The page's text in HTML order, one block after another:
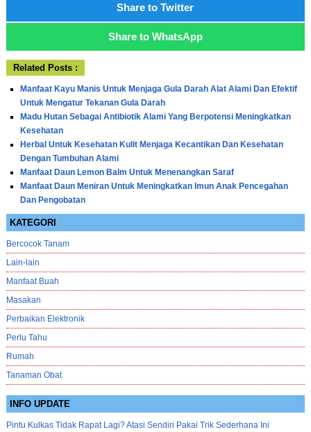
Share to Twitter
Share to WhatsApp
Related Posts :
Manfaat Kayu Manis Untuk Menjaga Gula Darah Alat Alami Dan Efektif
Untuk Mengatur Tekanan Gula Darah
Madu Hutan Sebagai Antibiotik Alami Yang Berpotensi Meningkatkan
Kesehatan
Herbal Untuk Kesehatan Kulit Menjaga Kecantikan Dan Kesehatan
Dengan Tumbuhan Alami
Manfaat Daun Lemon Balm Untuk Menenangkan Saraf
Manfaat Daun Meniran Untuk Meningkatkan Imun Anak Pencegahan
Dan Pengobatan
KATEGORI
Bercocok Tanam
Lain-lain
Manfaat Buah
Masakan
Perbaikan Elektronik
Perlu Tahu
Rumah
Tanaman Obat
INFO UPDATE
Pintu Kulkas Tidak Rapat Lagi? Atasi Sendiri Pakai Trik Sederhana Ini